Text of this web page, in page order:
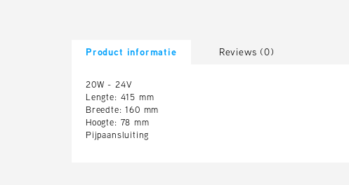
Product informatie Reviews (0)
20W - 24V
Lengte: 415 mm
Breedte: 160 mm
Hoogte: 78 mm
Pijpaansluiting